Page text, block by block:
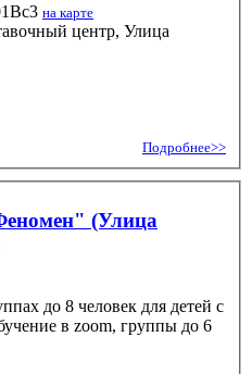
на карте
центр, Улица
Подробнее>>
(Улица
до 8 человек для детей с
в zoom, группы до 6